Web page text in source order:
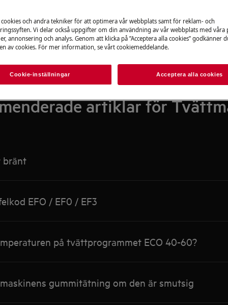
artiklar för
bränt
EFO / EF0 / EF3
på tvättprogrammet ECO 40-60?
gummitätning om den är smutsig
och andra tekniker för att optimera vår webbplats samt för reklam- och
Vi delar också uppgifter om din användning av vår webbplats med
annonsering och analys. Genom att klicka på ”Acceptera alla cookies” godkänner
av cookies. För mer information, se vårt cookiemeddelande.
Cookie-inställningar Acceptera alla cookies